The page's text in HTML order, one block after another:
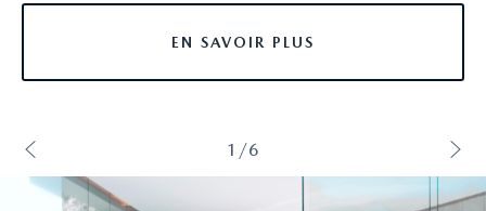
EN SAVOIR PLUS
1/6